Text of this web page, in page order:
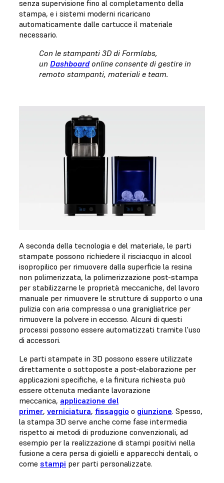
senza supervisione fino al completamento della
stampa, e i sistemi moderni ricaricano
automaticamente dalle cartucce il materiale
necessario.
Con le stampanti 3D di Formlabs,
un Dashboardonline consente di gestire in
remoto stampanti, materiali e team.
A seconda della tecnologia e del materiale, le parti
stampate possono richiedere il risciacquo in alcool
isopropilico per rimuovere dalla superficie la resina
non polimerizzata, la polimerizzazione post-stampa
per stabilizzarne le proprietà meccaniche, del lavoro
manuale per rimuovere le strutture di supporto o una
pulizia con aria compressa o una granigliatrice per
rimuovere la polvere in eccesso. Alcuni di questi
processi possono essere automatizzati tramite l'uso
di accessori.
Le parti stampate in 3D possono essere utilizzate
direttamente o sottoposte a post-elaborazione per
applicazioni specifiche, e la finitura richiesta può
essere ottenuta mediante lavorazione
meccanica, applicazione del
primer, verniciatura, fissaggio o giunzione. Spesso,
la stampa 3D serve anche come fase intermedia
rispetto ai metodi di produzione convenzionali, ad
esempio per la realizzazione di stampi positivi nella
fusione a cera persa di gioielli e apparecchi dentali, o
come stampi per parti personalizzate.